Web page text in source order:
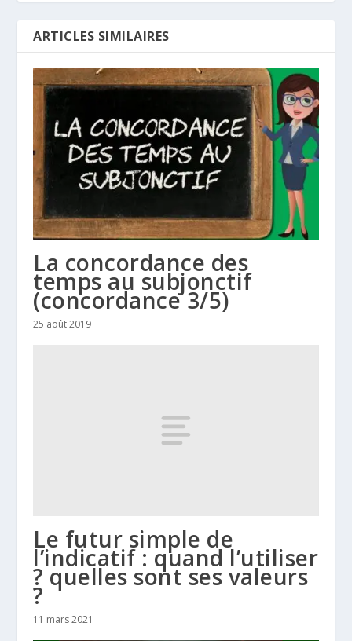
ARTICLES SIMILAIRES
La concordance des
temps au subjonctif
(concordance 3/5)
25 août 2019
Le futur simple de
l’indicatif : quand l’utiliser
? quelles sont ses valeurs
?
11 mars 2021